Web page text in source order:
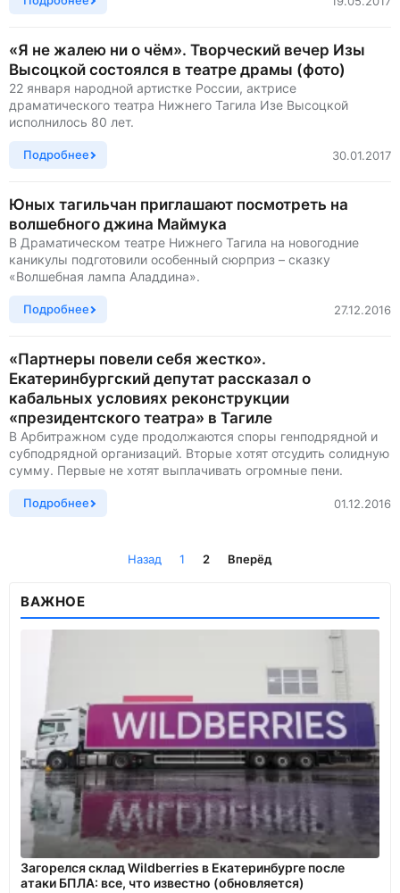
«Я не жалею ни о чём». Творческий вечер Изы
Высоцкой состоялся в театре драмы (фото)
22 января народной артистке России, актрисе
драматического театра Нижнего Тагила Изе Высоцкой
исполнилось 80 лет.
Подробнее 30.01.2017
Юных тагильчан приглашают посмотреть на
волшебного джина Маймука
В Драматическом театре Нижнего Тагила на новогодние
каникулы подготовили особенный сюрприз – сказку
«Волшебная лампа Аладдина».
Подробнее 27.12.2016
«Партнеры повели себя жестко».
Екатеринбургский депутат рассказал о
кабальных условиях реконструкции
«президентского театра» в Тагиле
В Арбитражном суде продолжаются споры генподрядной и
субподрядной организаций. Вторые хотят отсудить солидную
сумму. Первые не хотят выплачивать огромные пени.
Подробнее 01.12.2016
Назад 1 2 Вперёд
ВАЖНОЕ
Загорелся склад Wildberries в Екатеринбурге после
атаки БПЛА: все, что известно (обновляется)